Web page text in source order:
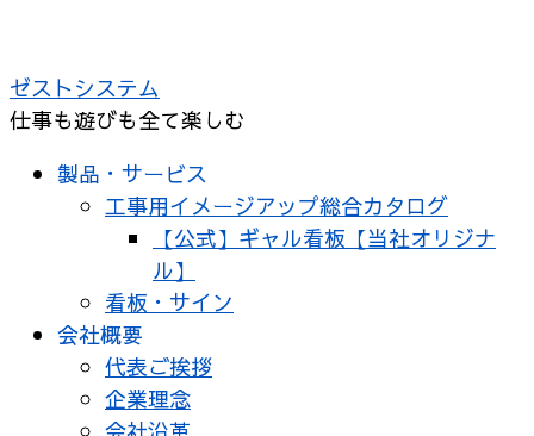
テ
ン
ゼストシステム
仕事も遊びも全て楽しむ
製品・サービス
工事用イメージアップ総合カタログ
【公式】ギャル看板【当社オリジナ
ル】
看板・サイン
会社概要
代表ご挨拶
企業理念